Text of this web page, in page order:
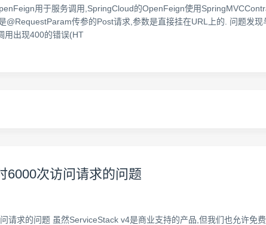
用于服务调用,SpringCloud的OpenFeign使用
@RequestParam传参的Post请求,参数是直接挂在URL上的. 问题发
用出现400的错误(HT
6000次访问请求的问题
请求的问题 虽然ServiceStack v4是商业支持的产品,但我们也允许免